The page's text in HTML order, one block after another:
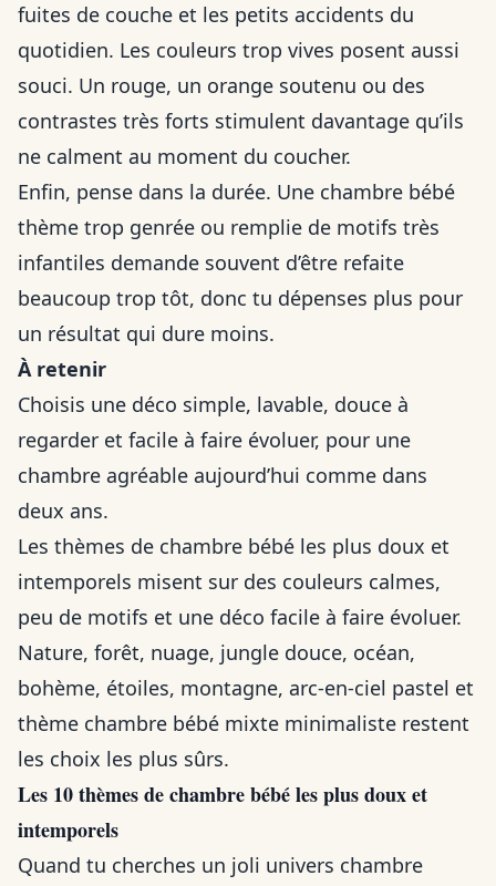
fuites de couche et les petits accidents du
quotidien. Les couleurs trop vives posent aussi
souci. Un rouge, un orange soutenu ou des
contrastes très forts stimulent davantage qu’ils
ne calment au moment du coucher.
Enfin, pense dans la durée. Une chambre bébé
thème trop genrée ou remplie de motifs très
infantiles demande souvent d’être refaite
beaucoup trop tôt, donc tu dépenses plus pour
un résultat qui dure moins.
À retenir
Choisis une déco simple, lavable, douce à
regarder et facile à faire évoluer, pour une
chambre agréable aujourd’hui comme dans
deux ans.
Les thèmes de chambre bébé les plus doux et
intemporels misent sur des couleurs calmes,
peu de motifs et une déco facile à faire évoluer.
Nature, forêt, nuage, jungle douce, océan,
bohème, étoiles, montagne, arc-en-ciel pastel et
thème chambre bébé mixte minimaliste restent
les choix les plus sûrs.
Les 10 thèmes de chambre bébé les plus doux et
intemporels
Quand tu cherches un joli univers chambre